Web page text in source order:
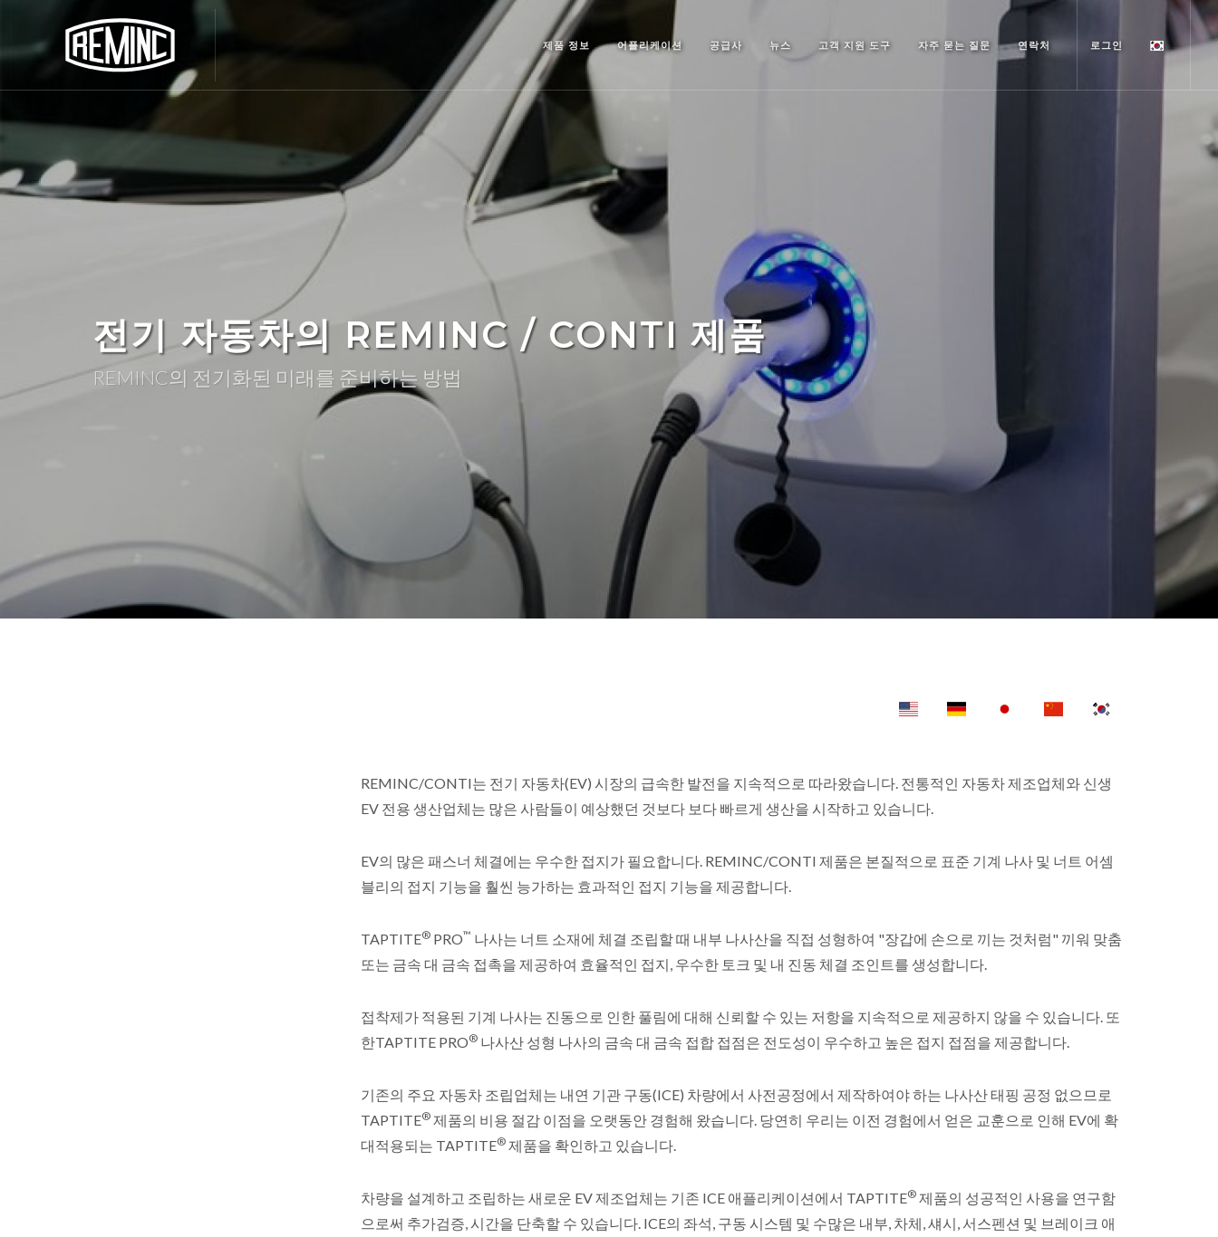
제품 정보 어플리케이션 공급사 뉴스 고객 지원 도구 자주 묻는 질문 연락처 로그인
전기 자동차의 REMINC / CONTI 제품
REMINC의 전기화된 미래를 준비하는 방법
REMINC/CONTI는 전기 자동차(EV) 시장의 급속한 발전을 지속적으로 따라왔습니다. 전통적인 자동차 제조업체와 신생
EV 전용 생산업체는 많은 사람들이 예상했던 것보다 보다 빠르게 생산을 시작하고 있습니다.
EV의 많은 패스너 체결에는 우수한 접지가 필요합니다. REMINC/CONTI 제품은 본질적으로 표준 기계 나사 및 너트 어셈
블리의 접지 기능을 훨씬 능가하는 효과적인 접지 기능을 제공합니다.
TAPTITE® PRO™ 나사는 너트 소재에 체결 조립할 때 내부 나사산을 직접 성형하여 "장갑에 손으로 끼는 것처럼" 끼워 맞춤
또는 금속 대 금속 접촉을 제공하여 효율적인 접지, 우수한 토크 및 내 진동 체결 조인트를 생성합니다.
접착제가 적용된 기계 나사는 진동으로 인한 풀림에 대해 신뢰할 수 있는 저항을 지속적으로 제공하지 않을 수 있습니다. 또
한TAPTITE PRO® 나사산 성형 나사의 금속 대 금속 접합 접점은 전도성이 우수하고 높은 접지 접점을 제공합니다.
기존의 주요 자동차 조립업체는 내연 기관 구동(ICE) 차량에서 사전공정에서 제작하여야 하는 나사산 태핑 공정 없으므로
TAPTITE® 제품의 비용 절감 이점을 오랫동안 경험해 왔습니다. 당연히 우리는 이전 경험에서 얻은 교훈으로 인해 EV에 확
대적용되는 TAPTITE® 제품을 확인하고 있습니다.
차량을 설계하고 조립하는 새로운 EV 제조업체는 기존 ICE 애플리케이션에서 TAPTITE® 제품의 성공적인 사용을 연구함
으로써 추가검증, 시간을 단축할 수 있습니다. ICE의 좌석, 구동 시스템 및 수많은 내부, 차체, 섀시, 서스펜션 및 브레이크 애